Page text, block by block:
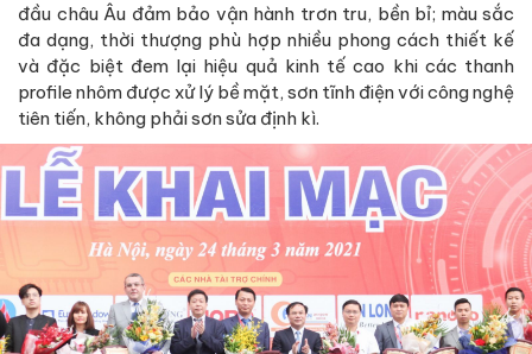
đầu châu Âu đảm bảo vận hành trơn tru, bền bỉ; màu sắc
đa dạng, thời thượng phù hợp nhiều phong cách thiết kế
và đặc biệt đem lại hiệu quả kinh tế cao khi các thanh
profile nhôm được xử lý bề mặt, sơn tĩnh điện với công nghệ
tiên tiến, không phải sơn sửa định kì.